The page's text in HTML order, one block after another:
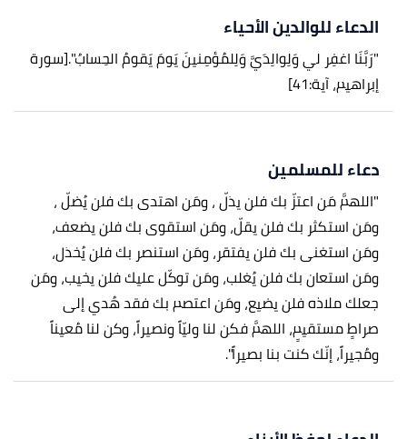
الدعاء للوالدين الأحياء
"رَبَّنَا اغفِر لي وَلِوالِدَيَّ وَلِلمُؤمِنينَ يَومَ يَقومُ الحِسابُ".[سورة
إبراهيم، آية:41]
دعاء للمسلمين
"اللهمَّ مَن اعتزّ بك فلن يذلّ ، ومَن اهتدى بك فلن يُضلّ ،
ومَن استكثر بك فلن يقلّ، ومَن استقوى بك فلن يضعف،
ومَن استغنى بك فلن يفتقر، ومَن استنصر بك فلن يُخذل،
ومَن استعان بك فلن يُغلب، ومَن توكّل عليك فلن يخيب، ومَن
جعلك ملاذه فلن يضيع، ومَن اعتصم بك فقد هُدي إلى
صراطٍ مستقيمٍ، اللهمَّ فكن لنا وليّاً ونصيراً، وكن لنا مُعيناً
ومُجيراً، إنّك كنت بنا بصيراً".